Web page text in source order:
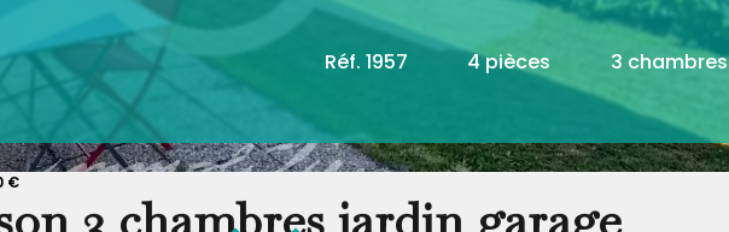
Réf. 1957 4 pièces 3 chambres
€